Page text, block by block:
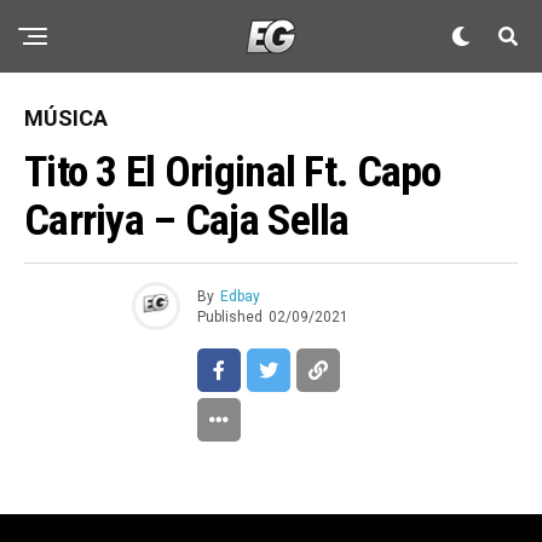
MÚSICA
Tito 3 El Original Ft. Capo
Carriya – Caja Sella
By Edbay
Published 02/09/2021